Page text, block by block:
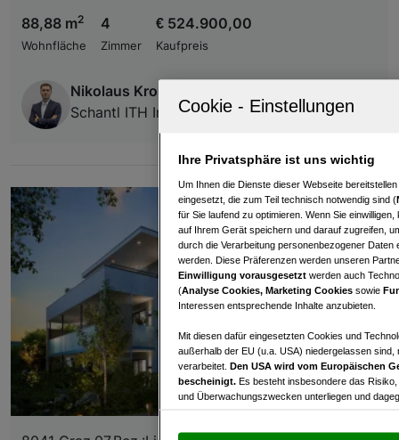
88,88 m2
Wohnfläche
4
Zimmer
€ 524.900,00
Kaufpreis
Nikolaus Kronabitter
Schantl ITH Immobilientreuhand GmbH
Ihre Privatsphäre ist uns wichtig
Um Ihnen die Dienste dieser Webseite
eingesetzt, die zum Teil technisch notwendig sind (
für Sie laufend zu optimieren. Wenn Sie
auf Ihrem Gerät speichern und darauf zugreifen,
durch die Verarbeitung personenbezogener
werden. Diese Präferenzen werden unseren
Einwilligung vorausgesetzt werden auch
(Analyse Cookies, Marketing Cookies sowie
Interessen entsprechende Inhalte anzubieten.
Mit diesen dafür eingesetzten Cookies und
außerhalb der EU (u.a. USA) niedergelassen
verarbeitet. Den USA wird vom Europäischen
bescheinigt. Es besteht insbesondere das
und Überwachungszwecken unterliegen und